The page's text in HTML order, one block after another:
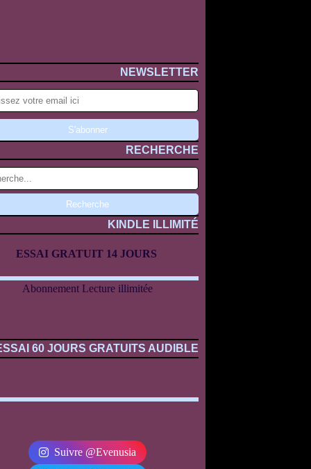
NEWSLETTER
RECHERCHE
KINDLE ILLIMITÉ
ESSAI GRATUIT 14 JOURS
Abonnement Lecture illimitée
60 JOURS GRATUITS AUDIBLE
Suivre @Evenusia